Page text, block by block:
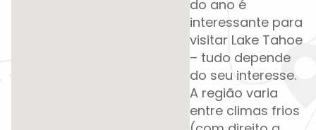
do ano é
interessante para
visitar Lake Tahoe
– tudo depende
do seu interesse.
A região varia
entre climas frios